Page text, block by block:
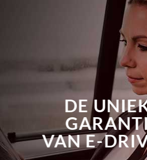
DE
VAN E-